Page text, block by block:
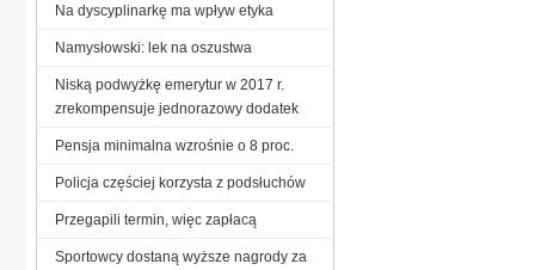
Na dyscyplinarkę ma wpływ etyka
Namysłowski: lek na oszustwa
Niską podwyżkę emerytur w 2017 r.
zrekompensuje jednorazowy dodatek
Pensja minimalna wzrośnie o 8 proc.
Policja częściej korzysta z podsłuchów
Przegapili termin, więc zapłacą
Sportowcy dostaną wyższe nagrody za